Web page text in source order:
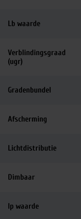
Lb waarde
Verblindingsgraad
(ugr)
Gradenbundel
Afscherming
Lichtdistributie
Dimbaar
Ip waarde